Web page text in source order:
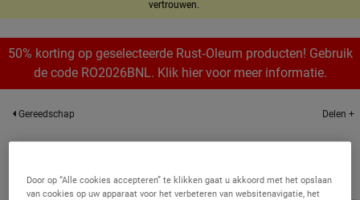
vertrouwen.
50% korting op geselecteerde Rust‑Oleum producten! Gebruik
de code RO2026BNL. Klik hier voor meer informatie.
Gereedschap Delen +
Resultaten 1 op 1
Door op “Alle cookies accepteren” te klikken gaat u akkoord met het opslaan
van cookies op uw apparaat voor het verbeteren van websitenavigatie, het